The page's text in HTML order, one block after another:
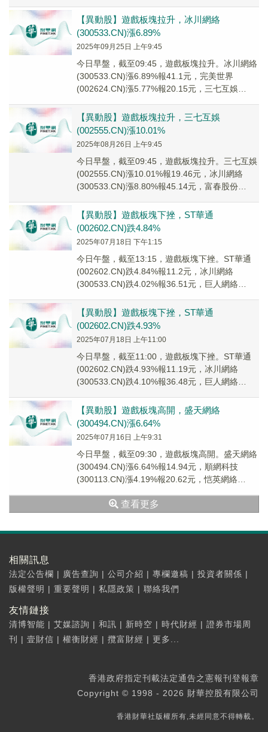
【異動股】遊戲板塊拉升，冰川網絡
(300533.CN)漲6.89%
2025年09月25日 上午9:45
今日早盤，截至09:45，遊戲板塊拉升。冰川網絡
(300533.CN)漲6.89%報41.1元，完美世界
(002624.CN)漲5.77%報20.15元，三七互娛
【異動股】遊戲板塊拉升，三七互娛
(002555.CN)漲10.01%
2025年08月26日 上午9:45
今日早盤，截至09:45，遊戲板塊拉升。三七互娛
(002555.CN)漲10.01%報19.46元，冰川網絡
(300533.CN)漲8.80%報45.14元，富春股份
【異動股】遊戲板塊下挫，ST華通
(002602.CN)跌4.84%
2025年07月18日 下午1:15
今日午盤，截至13:15，遊戲板塊下挫。ST華通
(002602.CN)跌4.84%報11.2元，冰川網絡
(300533.CN)跌4.02%報36.51元，巨人網絡
【異動股】遊戲板塊下挫，ST華通
(002602.CN)跌4.93%
2025年07月18日 上午11:00
今日早盤，截至11:00，遊戲板塊下挫。ST華通
(002602.CN)跌4.93%報11.19元，冰川網絡
(300533.CN)跌4.10%報36.48元，巨人網絡
【異動股】遊戲板塊高開，盛天網絡
(300494.CN)漲6.64%
2025年07月16日 上午9:31
今日早盤，截至09:30，遊戲板塊高開。盛天網絡
(300494.CN)漲6.64%報14.94元，順網科技
(300113.CN)漲4.19%報20.62元，恺英網絡
查看更多
相關訊息
法定公告欄 | 廣告查詢 | 公司介紹 | 專欄邀稿 | 投資者關係 |
版權聲明 | 重要聲明 | 私隱政策 | 聯絡我們
友情鏈接
清博智能 | 艾媒諮詢 | 和訊 | 新時空 | 時代財經 | 證券市場周
刊
| 壹財信 | 權衡財經 | 攬富財經 | 更多...
香港政府指定刊載法定通告之憲報刊登報章
Copyright © 1998 - 2026 財華控股有限公司
香港財華社版權所有,未經同意不得轉載。